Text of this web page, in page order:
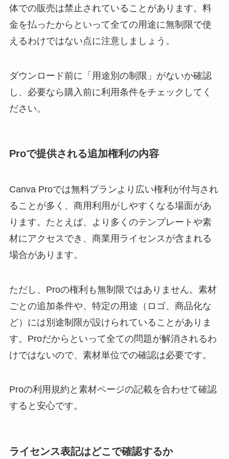
体での販売は禁止されていることがあります。料
金を払ったからといって全ての用途に無制限で使
えるわけではない点に注意しましょう。
ダウンロード前に「用途別の制限」がないか確認
し、必要なら購入前に利用条件をチェックしてく
ださい。
Proで提供される追加権利の内容
Canva Proでは無料プランより広い権利が付与され
ることが多く、商用利用がしやすくなる場面があ
ります。たとえば、より多くのテンプレートや素
材にアクセスでき、商業用ライセンスが含まれる
場合があります。
ただし、Proの権利も無制限ではありません。素材
ごとの追加条件や、特定の用途（ロゴ、商品化な
ど）には別途制限が設けられていることがありま
す。Proだからといって全ての問題が解消されるわ
けではないので、素材単位での確認は必要です。
Proの利用規約と素材ページの記載を合わせて確認
すると安心です。
ライセンス表記はどこで確認するか